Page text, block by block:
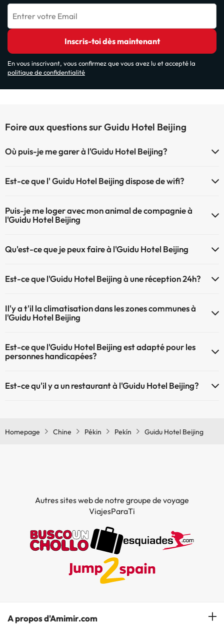
Entrer votre Email
Inscris-toi dès maintenant
En vous inscrivant, vous confirmez que vous avez lu et accepté la
politique de confidentialité
Foire aux questions sur Guidu Hotel Beijing
Où puis-je me garer à l'Guidu Hotel Beijing?
pour vous garer (sous disponibilité?
Parking extérieur de payement
Est-ce que l' Guidu Hotel Beijing dispose de wifi?
L'Guidu Hotel Beijing dispose d'internet corner
Puis-je me loger avec mon animal de compagnie à
l'Guidu Hotel Beijing
bienvenus (sous demande et de payement à la réception). Consultez
Qu'est-ce que je peux faire à l'Guidu Hotel Beijing
peuvent être payantes) :
Service de massages
Est-ce que l'Guidu Hotel Beijing à une réception 24h?
Il'y a t'il la climatisation dans les zones communes à
l'Guidu Hotel Beijing
Est-ce que l'Guidu Hotel Beijing est adapté pour les
personnes handicapées?
Est-ce qu'il y a un restaurant à l'Guidu Hotel Beijing?
Homepage Chine Pékin Pekín Guidu Hotel Beijing
Autres sites web de notre groupe de voyage
ViajesParaTi
A propos d'Amimir.com